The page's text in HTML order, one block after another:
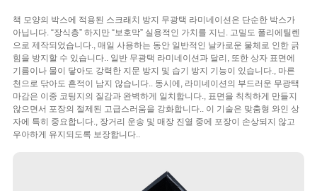
책 모양의 박스에 적용된 스크래치 방지 무광택 라미네이션은 단순한 박스가
아닙니다. “장식층” 하지만 “보호막” 실용적인 가치를 지닌. 고밀도 폴리에틸렌
으로 제작되었습니다., 매일 사용하는 동안 일반적인 날카로운 물체로 인한 긁
힘을 방지할 수 있습니다.. 일반 무광택 라미네이션과 달리, 또한 상자 표면에
기름이나 물이 닿아도 강력한 지문 방지 및 습기 방지 기능이 있습니다., 마른
천으로 닦아도 흔적이 남지 않습니다.. 동시에, 라미네이션의 부드러운 무광택
마감은 이중 코팅지의 질감과 완벽하게 일치합니다., 표면을 칙칙하게 만들지
않으면서 포장의 절제된 고급스러움을 강화합니다.. 이 기술은 맞춤형 와인 상
자에 특히 중요합니다., 장거리 운송 및 매장 진열 중에 포장이 손상되지 않고
우아하게 유지되도록 보장합니다..